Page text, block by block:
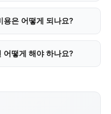
용은 어떻게 되나요?
어떻게 해야 하나요?